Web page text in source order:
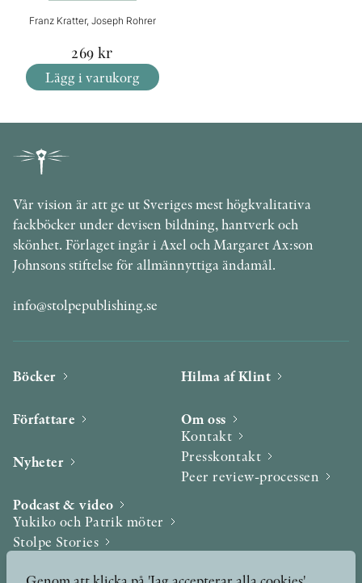
Franz Kratter, Joseph Rohrer
269 kr
Lägg i varukorg
Vår vision är att ge ut Sveriges mest högkvalitativa
fackböcker under devisen bildning, hantverk och
skönhet. Förlaget ingår i Axel och Margaret Ax:son
Johnsons stiftelse för allmännyttiga ändamål.
info@stolpepublishing.se
Böcker
Författare
Nyheter
Podcast & video
Yukiko och Patrik möter
Stolpe Stories
Hilma af Klint
Om oss
Kontakt
Presskontakt
Peer review-processen